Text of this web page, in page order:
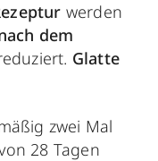
werden
dem
Glatte
zwei Mal
28 Tagen